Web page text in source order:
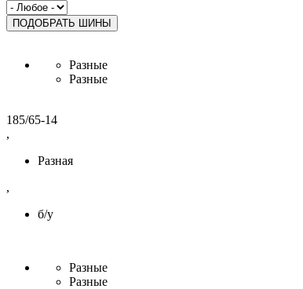
Разные
Разные
185/65-14
,
Разная
,
б/у
Разные
Разные